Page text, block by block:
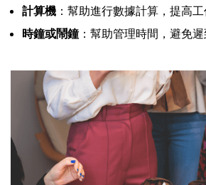
計算機 ：幫助進行數據計算，提高工
時鐘或鬧鐘：幫助管理時間，避免遲